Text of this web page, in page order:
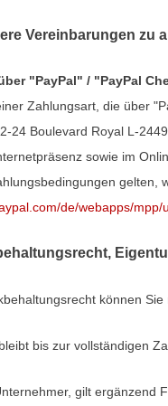
Vereinbarungen zu
"PayPal" / "PayPal
Zahlungsart, die über
24 Boulevard Royal L-
sowie im
gelten,
de/webapps/mpp/
,
können
bis zur vollständigen
gilt ergänzend